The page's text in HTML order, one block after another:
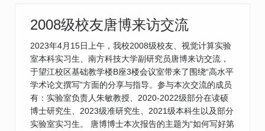
2008级校友唐博来访交流
2023年4月15日上午，我校2008级校友、视觉计算实验
室本科实习生、南方科技大学副研究员唐博来访交流，
于望江校区基础教学楼B座3楼会议室带来了围绕“高水平
学术论文撰写”方面的分享与指导。参与本次交流的成员
有：实验室负责人朱敏教授、2020-2022级部分在读硕
博士研究生、2023级准研究生、2021级本科生以及部分
实验室实习生。 唐博博士本次报告的主题为“如何写好第